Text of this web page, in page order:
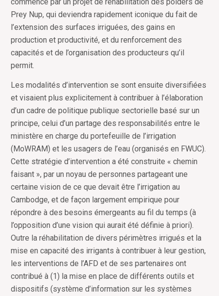
Prey Nup, qui deviendra rapidement iconique du fait de
l’extension des surfaces irriguées, des gains en
production et productivité, et du renforcement des
capacités et de l’organisation des producteurs qu’il
permit.
Les modalités d’intervention se sont ensuite diversifiées
et visaient plus explicitement à contribuer à l’élaboration
d’un cadre de politique publique sectorielle basé sur un
principe, celui d’un partage des responsabilités entre le
ministère en charge du portefeuille de l’irrigation
(MoWRAM) et les usagers de l’eau (organisés en FWUC).
Cette stratégie d’intervention a été construite « chemin
faisant », par un noyau de personnes partageant une
certaine vision de ce que devait être l’irrigation au
Cambodge, et de façon largement empirique pour
répondre à des besoins émergeants au fil du temps (à
l’opposition d’une vision qui aurait été définie à priori).
Outre la réhabilitation de divers périmètres irrigués et la
mise en capacité des irrigants à contribuer à leur gestion,
les interventions de l’AFD et de ses partenaires ont
contribué à (1) la mise en place de différents outils et
dispositifs (système d’information sur les systèmes